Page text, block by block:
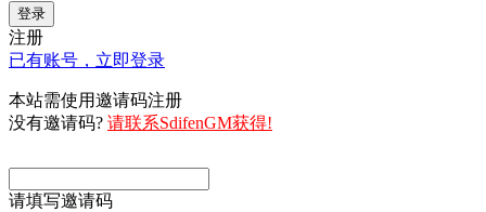
登录
注册
已有账号，立即登录
本站需使用邀请码注册
没有邀请码? 请联系SdifenGM获得!
请填写邀请码